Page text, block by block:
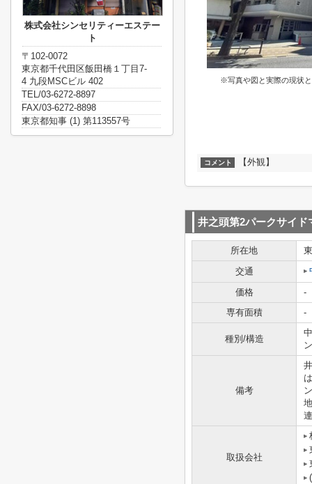
※写真や図と実際の現状
コメント 【外観】
井之頭第2パークサイド
所在地
交通
価格
-
専有面積
-
種別/構造
備考
取扱会社
株式会社シンセリティーエステー
ト
〒102-0072
東京都千代田区飯田橋１丁目7-
4 九段MSCビル 402
TEL/03-6272-8897
FAX/03-6272-8898
東京都知事 (1) 第113557号